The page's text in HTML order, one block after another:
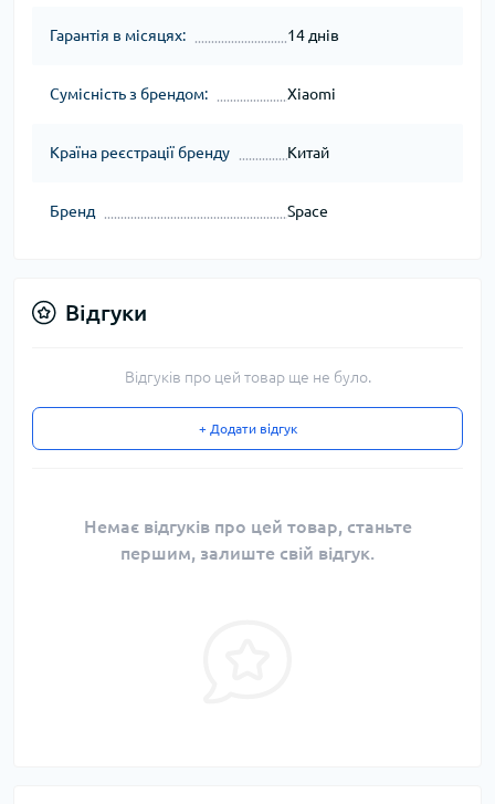
Гарантія в місяцях: 14 днів
Сумісність з брендом: Xiaomi
Країна реєстрації бренду Китай
Бренд Space
Відгуки
Відгуків про цей товар ще не було.
+ Додати відгук
Немає відгуків про цей товар, станьте
першим, залиште свій відгук.